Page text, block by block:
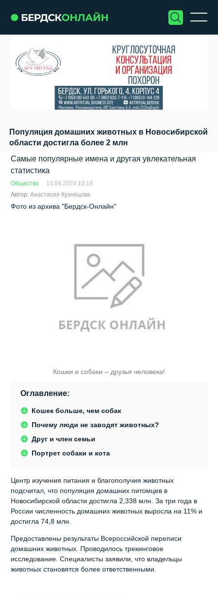
Популяция домашних животных в Новосибирской
области достигла более 2 млн
Самые популярные имена и другая увлекательная
статистика
Общество
13.04.2024 10:18
Автор:Анастасия Кузнецова
Фото из архива "Бердск-Онлайн"
Кошки и собаки – друзья человека!
Оглавление:
Кошек больше, чем собак
Почему люди не заводят животных?
Друг и член семьи
Портрет собаки и кота
Центр изучения питания и благополучия животных
подсчитал, что популяция домашних питомцев в
Новосибирской области достигла 2,338 млн. За три года в
России численность домашних животных выросла на 11% и
достигла 74,8 млн.
Предоставлены результаты Всероссийской переписи
домашних животных. Проводилось трекинговое
исследование. Специалисты заявили, что владельцы
животных становятся более ответственными.